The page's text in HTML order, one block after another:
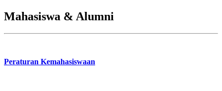
Mahasiswa & Alumni
Peraturan Kemahasiswaan